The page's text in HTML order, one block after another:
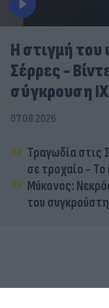
Η στιγμή του
Σέρρες -
σύγκρουση
07.08.2026
Τραγωδία στις
σε τροχαίο -
Μύκονος:
του